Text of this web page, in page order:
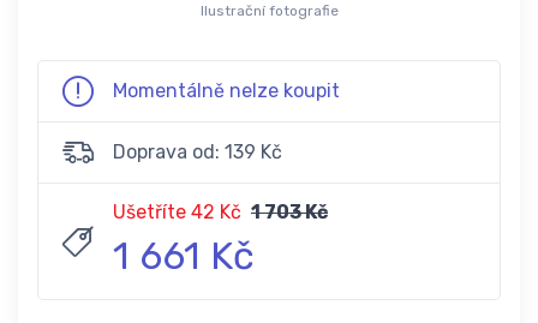
Ilustrační fotografie
Momentálně nelze koupit
Doprava od: 139 Kč
Ušetříte 42 Kč 1 703 Kč
1 661 Kč